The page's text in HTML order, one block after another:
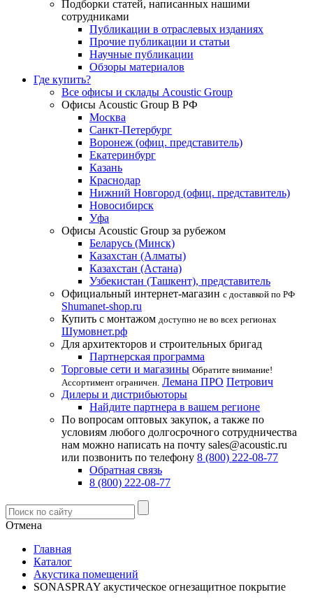
Подборки статей, написанных нашими
сотрудниками
Публикации в отраслевых изданиях
Прочие публикации и статьи
Научные публикации
Обзоры материалов
Где купить?
Все офисы и склады Acoustic Group
Офисы Acoustic Group В РФ
Москва
Санкт-Петербург
Воронеж (офиц. представитель)
Екатеринбург
Казань
Краснодар
Нижний Новгород (офиц. представитель)
Новосибирск
Уфа
Офисы Acoustic Group за рубежом
Беларусь (Минск)
Казахстан (Алматы)
Казахстан (Астана)
Узбекистан (Ташкент), представитель
Официальный интернет-магазин с доставкой по РФ
Shumanet-shop.ru
Купить с монтажом доступно не во всех регионах
Шумовнет.рф
Для архитекторов и строительных бригад
Партнерская программа
Торговые сети и магазины Обратите внимание!
Ассортимент ограничен. Лемана ПРО Петрович
Дилеры и дистрибьюторы
Найдите партнера в вашем регионе
По вопросам оптовых закупок, а также по
условиям любого долгосрочного сотрудничества
нам можно написать на почту sales@acoustic.ru
или позвонить по телефону 8 (800) 222-08-77
Обратная связь
8 (800) 222-08-77
Отмена
Главная
Каталог
Акустика помещений
SONASPRAY акустическое огнезащитное покрытие